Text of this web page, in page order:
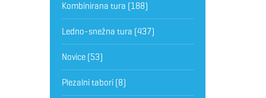
Kombinirana tura (188)
Ledno-snežna tura (437)
Novice(53)
Plezalni tabori(8)